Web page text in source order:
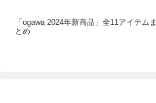
「ogawa 2024年新商品」全11アイテムま
とめ